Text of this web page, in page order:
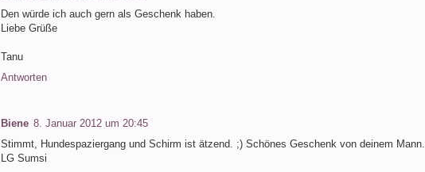
Den würde ich auch gern als Geschenk haben.
Liebe Grüße
Tanu
Antworten
Biene 8. Januar 2012 um 20:45
Stimmt, Hundespaziergang und Schirm ist ätzend. ;) Schönes Geschenk von deinem Mann.
LG Sumsi